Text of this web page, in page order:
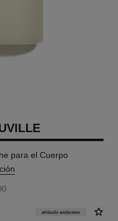
para el Cuerpo
artículo exclusivo